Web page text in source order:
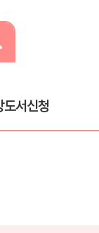
도서신청